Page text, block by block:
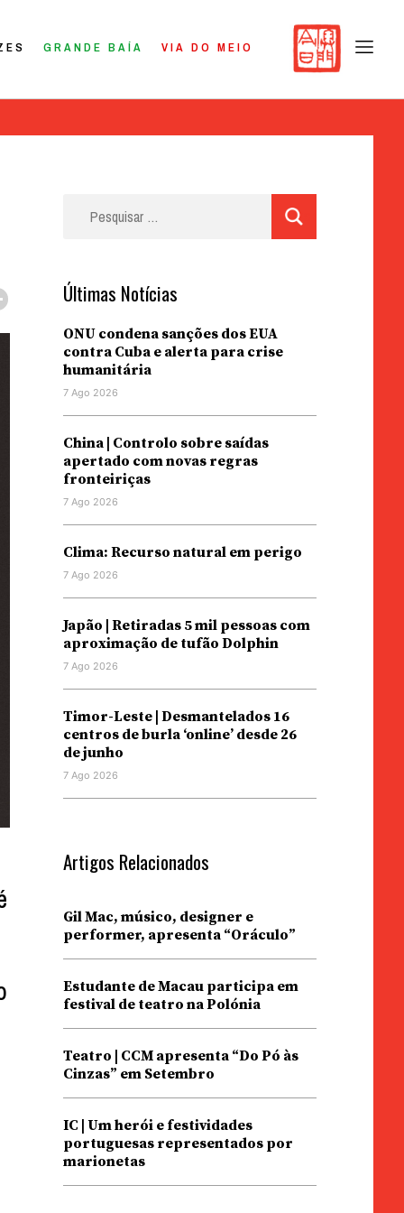
GRANDE BAÍA VIA DO MEIO
Últimas Notícias
ONU condena sanções dos EUA
contra Cuba e alerta para crise
humanitária
7 Ago 2026
China | Controlo sobre saídas
apertado com novas regras
fronteiriças
7 Ago 2026
Clima: Recurso natural em perigo
7 Ago 2026
Japão | Retiradas 5 mil pessoas com
aproximação de tufão Dolphin
7 Ago 2026
Timor-Leste | Desmantelados 16
centros de burla ‘online’ desde 26
de junho
7 Ago 2026
Artigos Relacionados
Gil Mac, músico, designer e
performer, apresenta “Oráculo”
Estudante de Macau participa em
festival de teatro na Polónia
Teatro | CCM apresenta “Do Pó às
Cinzas” em Setembro
IC | Um herói e festividades
portuguesas representados por
marionetas